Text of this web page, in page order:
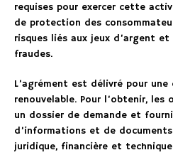
requises pour exercer cette
de protection des
risques liés aux jeux d’argent
fraudes.
L’agrément est délivré pour une
renouvelable. Pour l’obtenir,
un dossier de demande et
d’informations et de
juridique, financière et technique.